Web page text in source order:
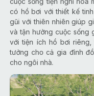
có hồ bơi với thiết kế
gũi với thiên nhiên giúp
và tận hưởng cuộc sống
với tiện ích hồ bơi
tưởng cho cả gia đình
cho ngôi nhà.